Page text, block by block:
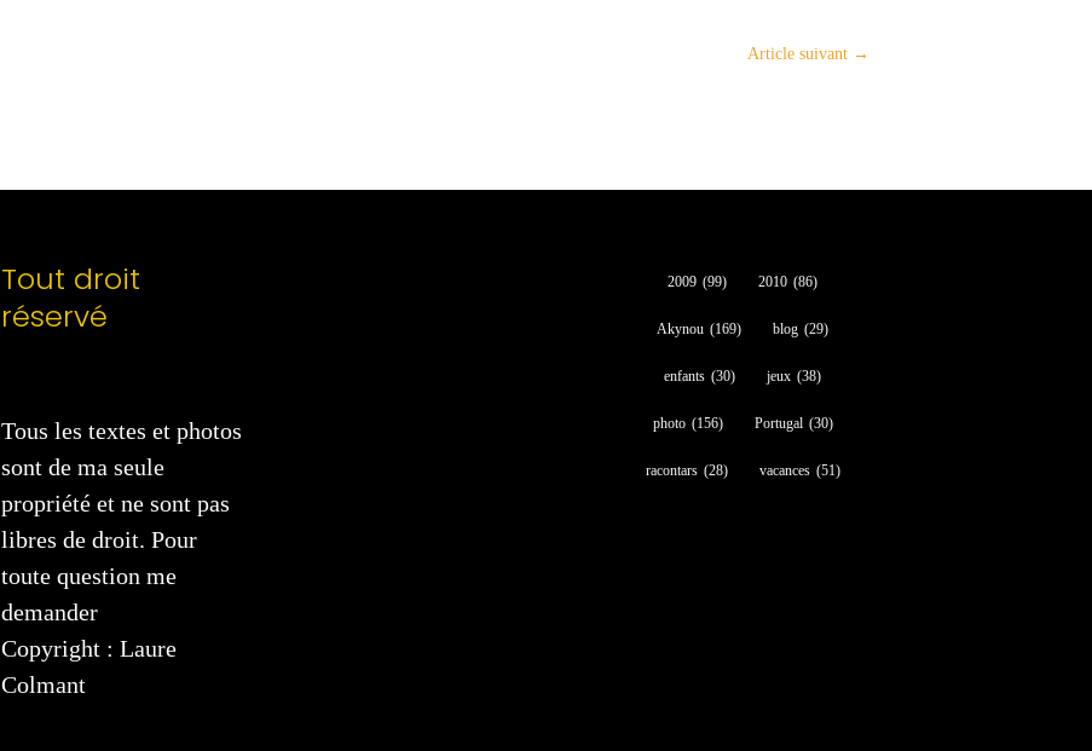
Article suivant→
Tout droit
réservé
Tous les textes et photos
sont de ma seule
propriété et ne sont pas
libres de droit. Pour
toute question me
demander
Copyright : Laure
Colmant
2009 (99) 2010 (86)
Akynou (169) blog (29)
enfants (30) jeux (38)
photo (156) Portugal (30)
racontars (28) vacances (51)